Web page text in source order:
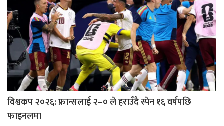
विश्वकप २०२६: फ्रान्सलाई २–० ले हराउँदै स्पेन १६ वर्षपछि
फाइनलमा